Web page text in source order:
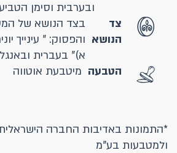
ובערבית וסימן
צד
הנושא
בצד הנושא של
והפסוק: " עינייך
א)" בעברית
הטבעה מיטבעת אוטווה
*התמונות באדיבות החברה
ולמטבעות בע"מ